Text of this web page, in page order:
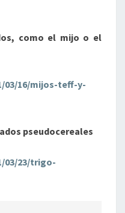
como el mijo o el
03/16/mijos-teff-y-
pseudocereales
03/23/trigo-